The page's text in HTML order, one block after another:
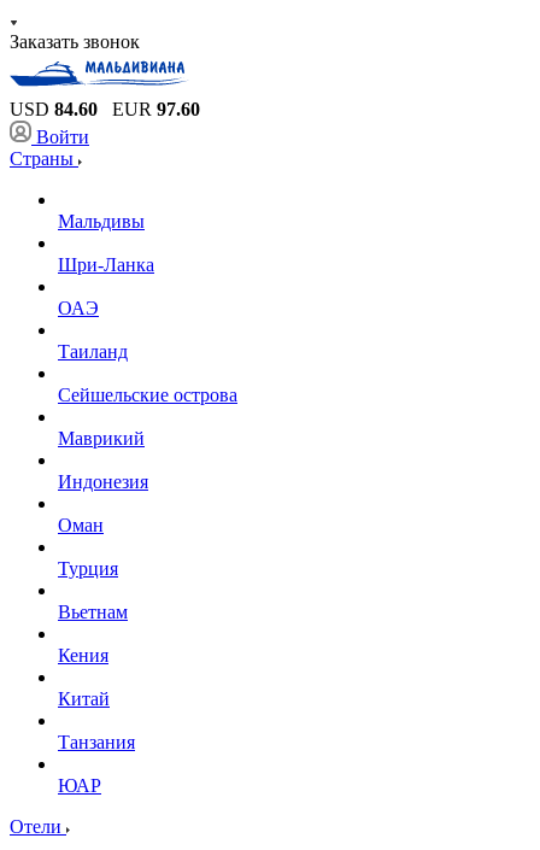
Заказать звонок
USD 84.60 EUR 97.60
Войти
Страны
Мальдивы
Шри-Ланка
ОАЭ
Таиланд
Сейшельские острова
Маврикий
Индонезия
Оман
Турция
Вьетнам
Кения
Китай
Танзания
ЮАР
Отели